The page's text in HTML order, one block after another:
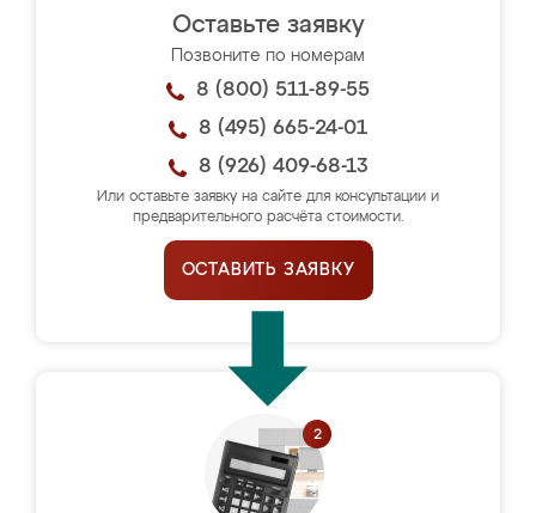
Оставьте заявку
Позвоните по номерам
8 (800) 511-89-55
8 (495) 665-24-01
8 (926) 409-68-13
Или оставьте заявку на сайте для консультации и
предварительного расчёта стоимости.
ОСТАВИТЬ ЗАЯВКУ